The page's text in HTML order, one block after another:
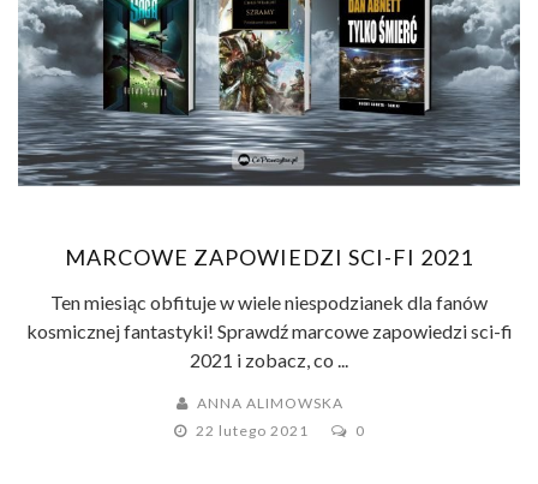
MARCOWE ZAPOWIEDZI SCI-FI 2021
Ten miesiąc obfituje w wiele niespodzianek dla fanów
kosmicznej fantastyki! Sprawdź marcowe zapowiedzi sci-fi
2021 i zobacz, co ...
ANNA ALIMOWSKA
22 lutego 2021
0